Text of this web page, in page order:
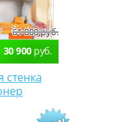
61 800 руб.
30 900руб.
стенка